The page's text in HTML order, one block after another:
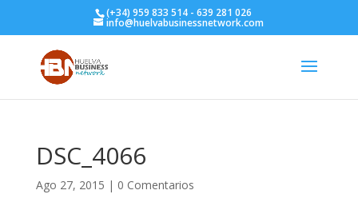
(+34) 959 833 514 - 639 281 026
info@huelvabusinessnetwork.com
DSC_4066
Ago 27, 2015 | 0 Comentarios